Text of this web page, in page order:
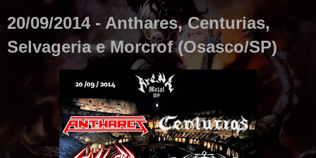
20/09/2014 - Anthares, Centurias,
Selvageria e Morcrof (Osasco/SP)